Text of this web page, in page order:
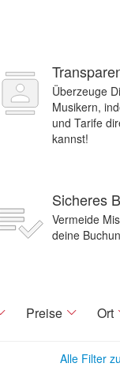
Überzeuge
Musikern,
und Tarife
kannst!
Sicheres
Vermeide
deine
Preise Ort
Alle Filter